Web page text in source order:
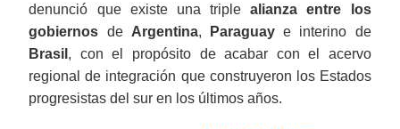
denunció que existe una triplealianza entre los
gobiernos de Argentina, Paraguay e interino de
Brasil , con el propósito de acabar con el acervo
regional de integración que construyeron los Estados
progresistas del sur en los últimos años.